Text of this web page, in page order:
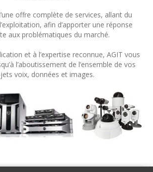
offre complète de services, allant du
afin d’apporter une réponse
aux problématiques du marché.
et à l’expertise reconnue, AGIT vous
l’aboutissement de l’ensemble de vos
voix, données et images.